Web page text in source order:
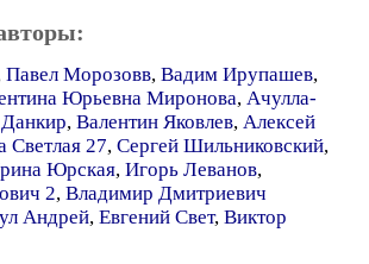
Павел Морозовв, Вадим Ирупашев,
Юрьевна Миронова, Ачулла-
, Валентин Яковлев, Алексей
Светлая 27, Сергей Шильниковский,
Юрская, Игорь Леванов,
2, Владимир Дмитриевич
Андрей, Евгений Свет, Виктор